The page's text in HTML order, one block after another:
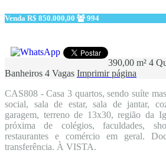
Venda R$ 850.000,00 994
390,00 m² 4
Banheiros 4 Vagas Imprimir página
CAS808 - Casa 3 quartos, sendo suíte
social, sala de estar, sala de jantar,
garagem, terreno de 13x30, região da
próxima de colégios, faculdades,
restaurantes e comércio em geral.
transferência. À VISTA.